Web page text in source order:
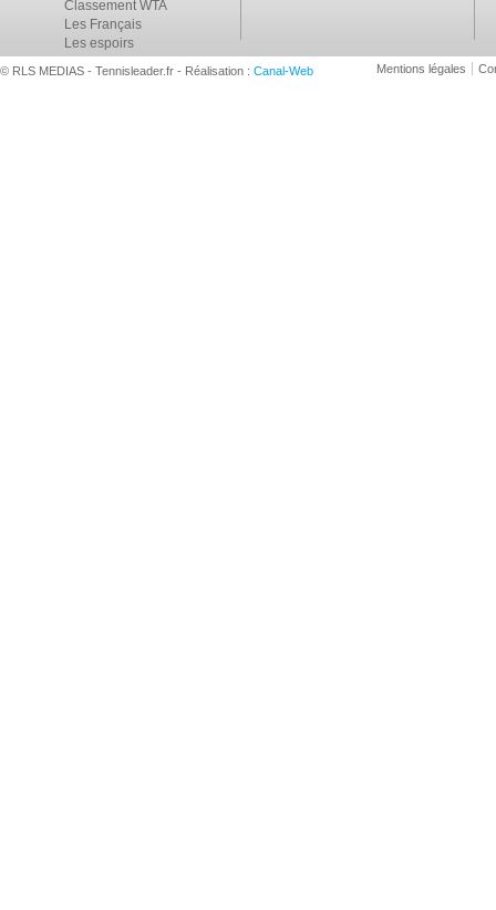
Classement WTA
Les Français
Les espoirs
© RLS MEDIAS - Tennisleader.fr - Réalisation : Canal-Web Mentions légales